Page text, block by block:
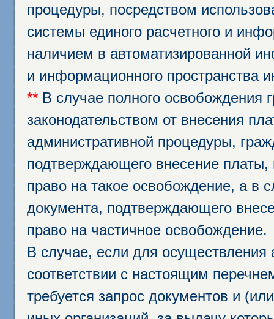
процедуры, посредством
системы единого расчетного и
наличием в автоматизированной
и информационного пространства
** В случае полного освобождения
законодательством от внесения
административной процедуры,
подтверждающего внесение
право на такое освобождение, а в
документа, подтверждающего
право на частичное освобождение.
В случае, если для осуществления
соответствии с настоящим
требуется запрос документов и